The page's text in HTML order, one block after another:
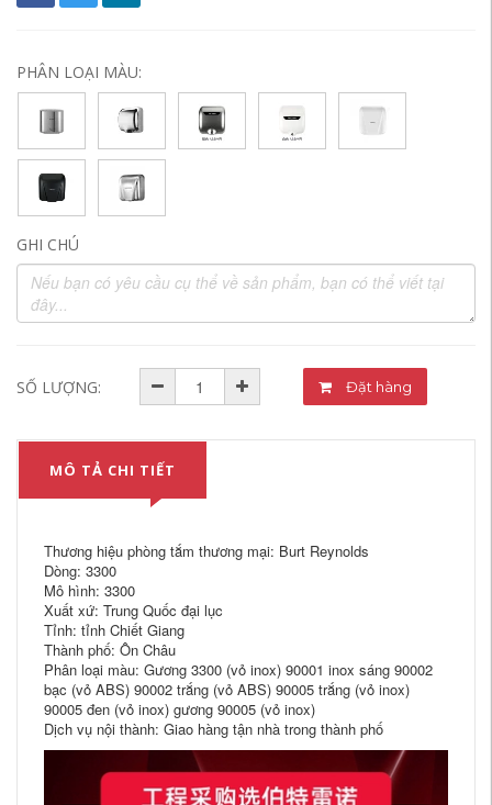
PHÂN LOẠI MÀU:
GHI CHÚ
SỐ LƯỢNG: Đặt hàng
MÔ TẢ CHI TIẾT
Thương hiệu phòng tắm thương mại: Burt Reynolds
Dòng: 3300
Mô hình: 3300
Xuất xứ: Trung Quốc đại lục
Tỉnh: tỉnh Chiết Giang
Thành phố: Ôn Châu
Phân loại màu: Gương 3300 (vỏ inox) 90001 inox sáng 90002
bạc (vỏ ABS) 90002 trắng (vỏ ABS) 90005 trắng (vỏ inox)
90005 đen (vỏ inox) gương 90005 (vỏ inox)
Dịch vụ nội thành: Giao hàng tận nhà trong thành phố